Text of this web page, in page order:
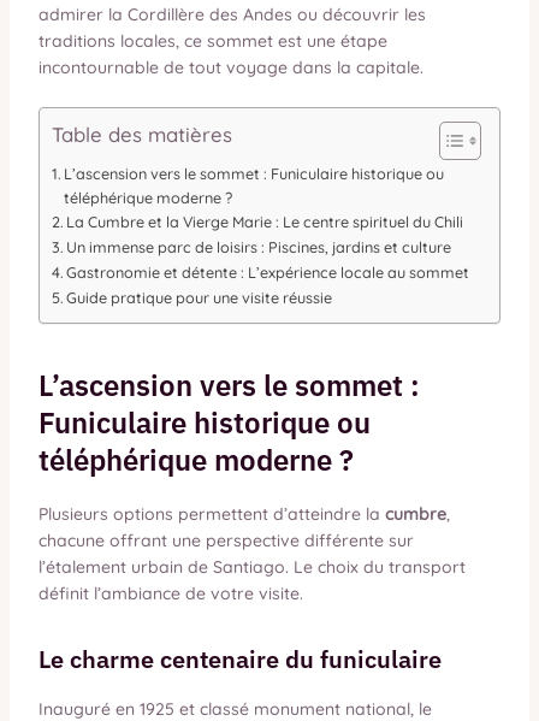
admirer la Cordillère des Andes ou découvrir les
traditions locales, ce sommet est une étape
incontournable de tout voyage dans la capitale.
Table des matières
L’ascension vers le sommet : Funiculaire historique ou
téléphérique moderne ?
La Cumbre et la Vierge Marie : Le centre spirituel du Chili
Un immense parc de loisirs : Piscines, jardins et culture
Gastronomie et détente : L’expérience locale au sommet
Guide pratique pour une visite réussie
L’ascension vers le sommet :
Funiculaire historique ou
téléphérique moderne ?
Plusieurs options permettent d’atteindre la cumbre,
chacune offrant une perspective différente sur
l’étalement urbain de Santiago. Le choix du transport
définit l’ambiance de votre visite.
Le charme centenaire du funiculaire
Inauguré en 1925 et classé monument national, le